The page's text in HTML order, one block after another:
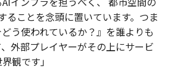
ることを念頭に置いています。つま
う使われているか？』を誰よりも
外部プレイヤーがその上にサービ
観です」